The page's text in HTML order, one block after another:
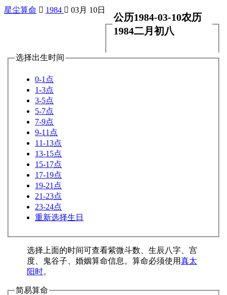
星尘算命  1984  03月 10日
公历1984-03-10农历
1984二月初八
选择出生时间
0-1点
1-3点
3-5点
5-7点
7-9点
9-11点
11-13点
13-15点
15-17点
17-19点
19-21点
21-23点
23-24点
重新选择生日
选择上面的时间可查看紫微斗数、生辰八字、宫
度、鬼谷子、婚姻算命信息。算命必须使用真太
阳时。
简易算命